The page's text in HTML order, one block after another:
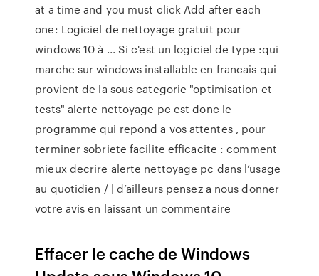
at a time and you must click Add after each
one: Logiciel de nettoyage gratuit pour
windows 10 à ... Si c'est un logiciel de type :qui
marche sur windows installable en francais qui
provient de la sous categorie "optimisation et
tests" alerte nettoyage pc est donc le
programme qui repond a vos attentes , pour
terminer sobriete facilite efficacite : comment
mieux decrire alerte nettoyage pc dans l’usage
au quotidien / | d’ailleurs pensez a nous donner
votre avis en laissant un commentaire
Effacer le cache de Windows